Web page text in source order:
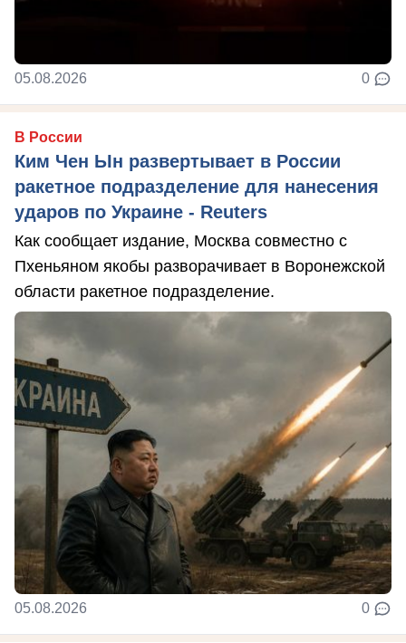
05.08.2026 0
В России
Ким Чен Ын развертывает в России
ракетное подразделение для нанесения
ударов по Украине - Reuters
Как сообщает издание, Москва совместно с
Пхеньяном якобы разворачивает в Воронежской
области ракетное подразделение.
05.08.2026 0